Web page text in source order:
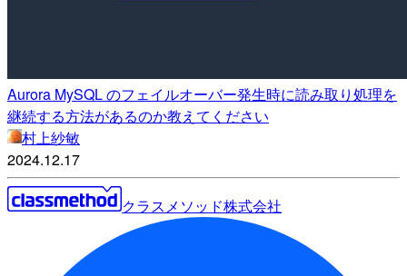
Aurora MySQL のフェイルオーバー発生時に読み取り処理を
継続する方法があるのか教えてください
村上紗敏
2024.12.17
クラスメソッド株式会社